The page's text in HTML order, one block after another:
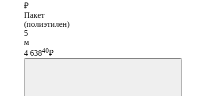
₽
Пакет
(полиэтилен)
5
м
4 63840₽